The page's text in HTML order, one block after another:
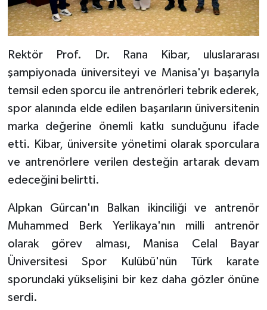
Rektör Prof. Dr. Rana Kibar, uluslararası
şampiyonada üniversiteyi ve Manisa'yı başarıyla
temsil eden sporcu ile antrenörleri tebrik ederek,
spor alanında elde edilen başarıların üniversitenin
marka değerine önemli katkı sunduğunu ifade
etti. Kibar, üniversite yönetimi olarak sporculara
ve antrenörlere verilen desteğin artarak devam
edeceğini belirtti.
Alpkan Gürcan'ın Balkan ikinciliği ve antrenör
Muhammed Berk Yerlikaya'nın milli antrenör
olarak görev alması, Manisa Celal Bayar
Üniversitesi Spor Kulübü'nün Türk karate
sporundaki yükselişini bir kez daha gözler önüne
serdi.